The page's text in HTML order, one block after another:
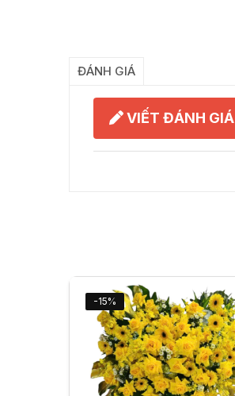
ĐÁNH GIÁ
VIẾT ĐÁNH GIÁ
-15%